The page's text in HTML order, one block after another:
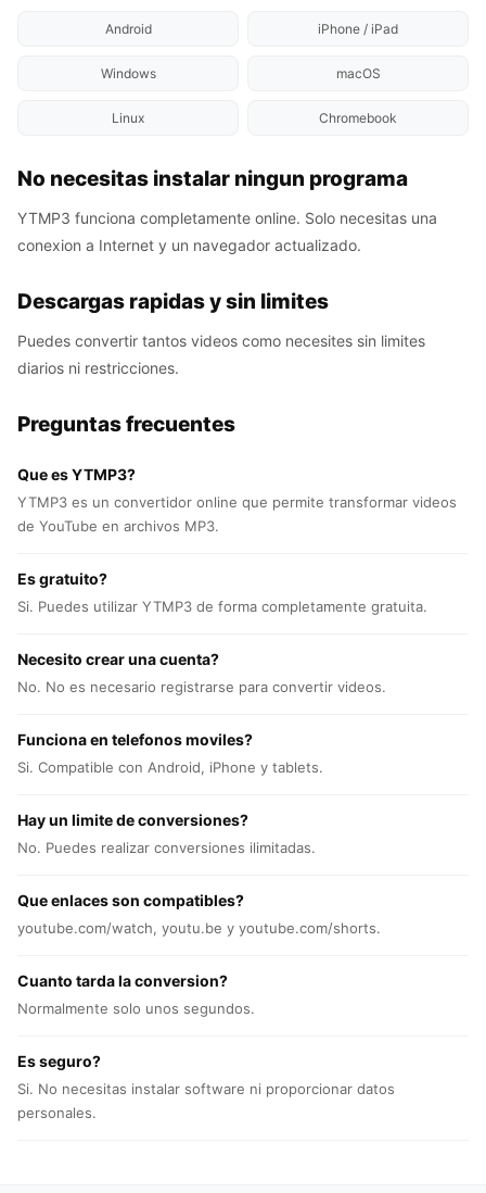
Android iPhone / iPad
Windows macOS
Linux Chromebook
No necesitas instalar ningun programa
YTMP3 funciona completamente online. Solo necesitas una
conexion a Internet y un navegador actualizado.
Descargas rapidas y sin limites
Puedes convertir tantos videos como necesites sin limites
diarios ni restricciones.
Preguntas frecuentes
Que es YTMP3?
YTMP3 es un convertidor online que permite transformar videos
de YouTube en archivos MP3.
Es gratuito?
Si. Puedes utilizar YTMP3 de forma completamente gratuita.
Necesito crear una cuenta?
No. No es necesario registrarse para convertir videos.
Funciona en telefonos moviles?
Si. Compatible con Android, iPhone y tablets.
Hay un limite de conversiones?
No. Puedes realizar conversiones ilimitadas.
Que enlaces son compatibles?
youtube.com/watch, youtu.be y youtube.com/shorts.
Cuanto tarda la conversion?
Normalmente solo unos segundos.
Es seguro?
Si. No necesitas instalar software ni proporcionar datos
personales.